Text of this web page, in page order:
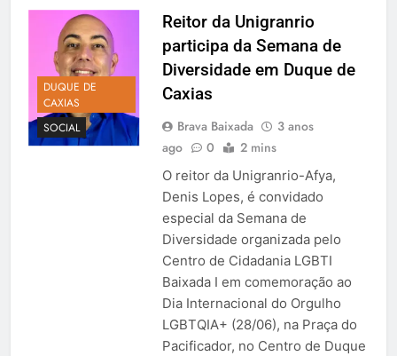
DUQUE DE
CAXIAS
SOCIAL
Reitor da Unigranrio
participa da Semana de
Diversidade em Duque de
Caxias
Brava Baixada
3 anos
ago
0 2 mins
O reitor da Unigranrio-Afya,
Denis Lopes, é convidado
especial da Semana de
Diversidade organizada pelo
Centro de Cidadania LGBTI
Baixada I em comemoração ao
Dia Internacional do Orgulho
LGBTQIA+ (28/06), na Praça do
Pacificador, no Centro de Duque